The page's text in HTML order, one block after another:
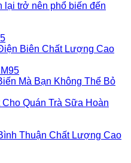
lại trở nên phổ biến đến
Biên Chất Lượng Cao
Mà Bạn Không Thể Bỏ
Quán Trà Sữa Hoàn
Thuận Chất Lượng Cao